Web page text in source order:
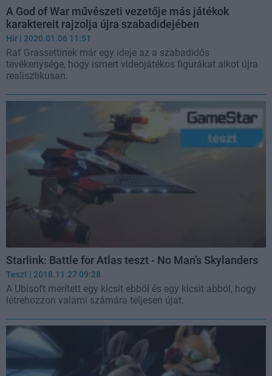
A God of War művészeti vezetője más játékok
karaktereit rajzolja újra szabadidejében
Hír | 2020.01.06 11:51
Raf Grassettinek már egy ideje az a szabadidős
tevékenysége, hogy ismert videojátékos figurákat alkot újra
realisztikusan.
Starlink: Battle for Atlas teszt - No Man’s Skylanders
Teszt | 2018.11.27 09:28
A Ubisoft merített egy kicsit ebből és egy kicsit abból, hogy
létrehozzon valami számára teljesen újat.